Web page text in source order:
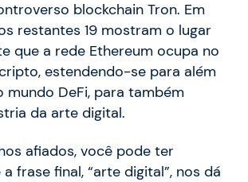
blockchain Tron. Em
restantes 19 mostram o lugar
que a rede Ethereum ocupa no
estendendo-se para além
mundo DeFi, para também
da arte digital.
afiados, você pode ter
frase final, “arte digital”, nos dá